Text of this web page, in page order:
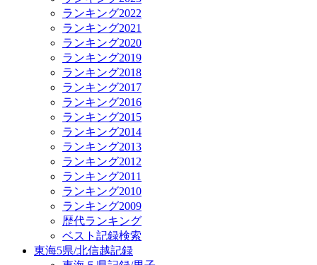
ランキング2022
ランキング2021
ランキング2020
ランキング2019
ランキング2018
ランキング2017
ランキング2016
ランキング2015
ランキング2014
ランキング2013
ランキング2012
ランキング2011
ランキング2010
ランキング2009
歴代ランキング
ベスト記録検索
東海5県/北信越記録